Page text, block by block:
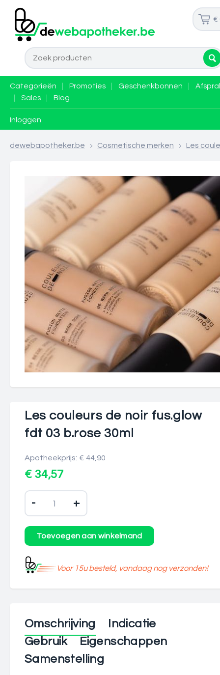
€
Categorieën Promoties Geschenkbonnen
Sales Blog
Inloggen
dewebapotheker.be > Cosmetische merken > Les
Les couleurs de noir fus.glow
fdt 03 b.rose 30ml
Apotheekprijs: € 44,90
€ 34,57
- +
Voor 15u besteld, vandaag nog verzonden!
Omschrijving
Indicatie
Gebruik
Eigenschappen
Samenstelling